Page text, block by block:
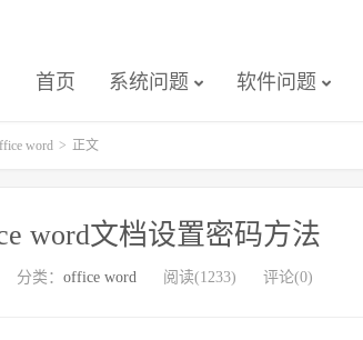
首页 系统问题 软件问题
word > 正文
word文档设置密码方法
分类： office word 阅读(1233) 评论(0)